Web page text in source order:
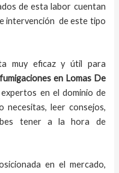
de esta labor cuentan
intervención de este tipo
muy eficaz y útil para
en Lomas De
en el dominio de
necesitas, leer consejos,
tener a la hora de
en el mercado,